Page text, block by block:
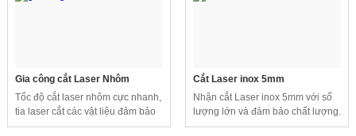
Gia công cắt Laser Nhôm
Tốc độ cắt laser nhôm cực nhanh,
tia laser cắt các vật liệu đảm bảo
thẩm mỹ cao, không cần phải gia
Cắt Laser inox 5mm
Nhận cắt Laser inox 5mm với số
lượng lớn và đảm bảo chất lượng.